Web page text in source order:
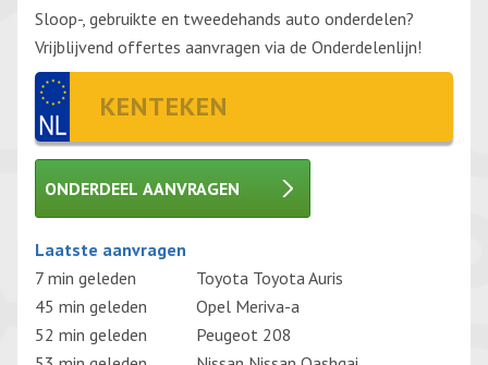
Sloop-, gebruikte en tweedehands auto onderdelen?
Vrijblijvend offertes aanvragen via de Onderdelenlijn!
ONDERDEEL AANVRAGEN
Gelieve dit veld leeg te laten.
Laatste aanvragen
7 min geleden
Toyota Toyota Auris
45 min geleden
Opel Meriva-a
52 min geleden
Peugeot 208